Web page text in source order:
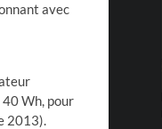
avec
Wh, pour
2013).